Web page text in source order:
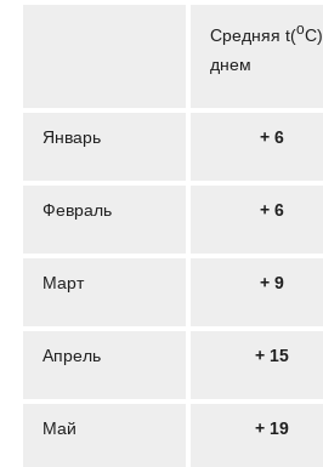
Средняя t(oC)
днем
Январь + 6
Февраль + 6
Март + 9
Апрель + 15
Май + 19